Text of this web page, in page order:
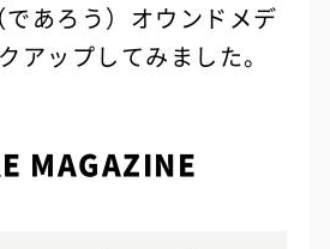
あろう）オウンドメデ
アップしてみました。
MAGAZINE